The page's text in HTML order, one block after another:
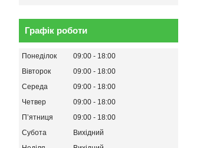
Графік роботи
Понеділок 09:00
18:00
Вівторок
09:00
18:00
Середа
09:00
18:00
Четвер
09:00
18:00
Пʼятниця
09:00
18:00
Субота
Вихідний